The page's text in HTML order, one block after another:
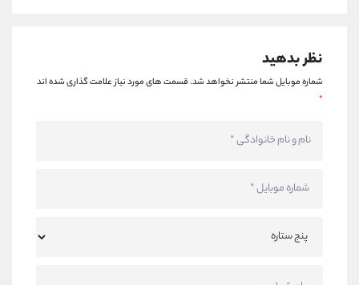
نظر بدهید
شماره موبایل شما منتشر نخواهد شد.قسمت های مورد نیاز علامت گذاری شده اند
*